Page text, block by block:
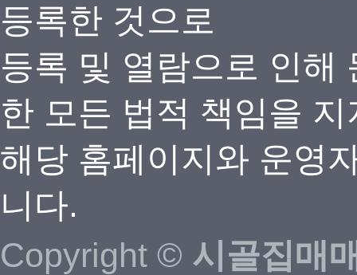
등록한 것으로
등록 및 열람으로 인해
한 모든 법적 책임을
해당 홈페이지와 운영
니다.
Copyright © 시골집매